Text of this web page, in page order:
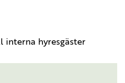
interna hyresgäster